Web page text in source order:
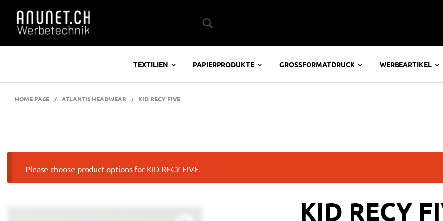
TEXTILIEN PAPIERPRODUKTE GROSSFORMATDRUCK WERBEARTIKEL
HOME PAGE / ATLANTIS HEADWEAR / KID RECY FIVE
Please choose product options for KID RECY FIVE.
KID RECY